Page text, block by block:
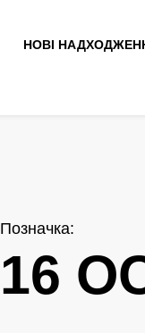
НОВІ
Позначка:
16